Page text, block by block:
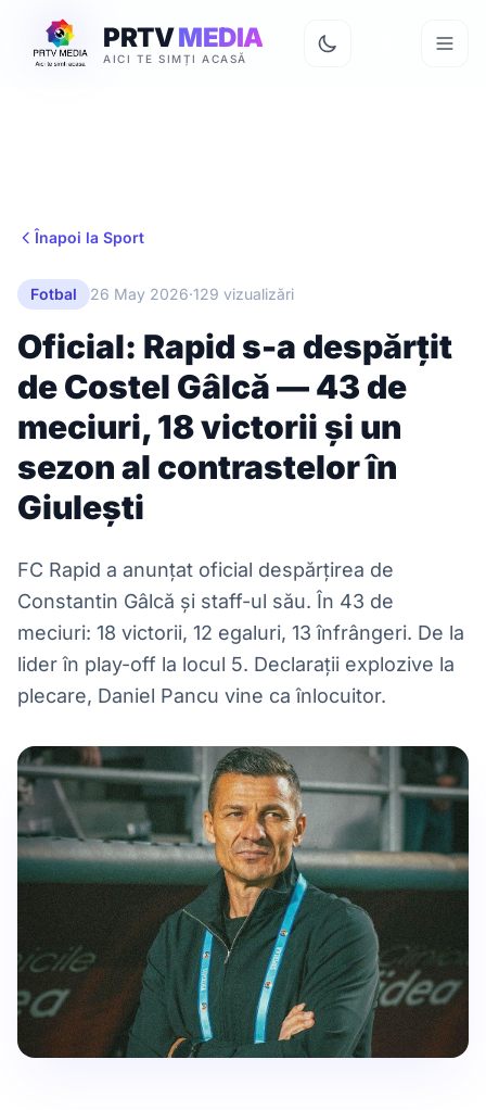
PRTVMEDIA
AICI TE SIMȚI ACASĂ
Înapoi la Sport
Fotbal 26 May 2026·129 vizualizări
Oficial: Rapid s-a despărțit
de Costel Gâlcă — 43 de
meciuri, 18 victorii și un
sezon al contrastelor în
Giulești
FC Rapid a anunțat oficial despărțirea de
Constantin Gâlcă și staff-ul său. În 43 de
meciuri: 18 victorii, 12 egaluri, 13 înfrângeri. De la
lider în play-off la locul 5. Declarații explozive la
plecare, Daniel Pancu vine ca înlocuitor.